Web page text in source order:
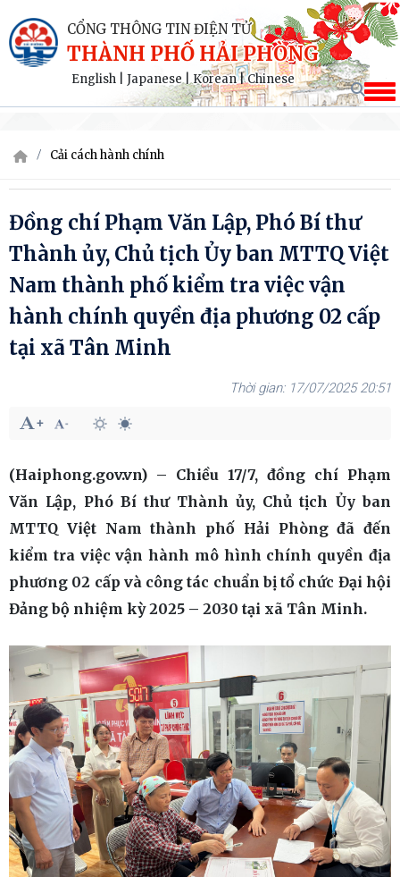
CỔNG THÔNG TIN ĐIỆN TỬ
THÀNH PHỐ HẢI PHÒNG
English Japanese|Korean|Chinese
Cải cách hành chính
Đồng chí Phạm Văn Lập, Phó Bí thư
Thành ủy, Chủ tịch Ủy ban MTTQ Việt
Nam thành phố kiểm tra việc vận
hành chính quyền địa phương 02 cấp
tại xã Tân Minh
17/07/2025 20:51
(Haiphong.gov.vn) – Chiều 17/7, đồng chí Phạm
Văn Lập, Phó Bí thư Thành ủy, Chủ tịch Ủy ban
MTTQ Việt Nam thành phố Hải Phòng đã đến
kiểm tra việc vận hành mô hình chính quyền địa
phương 02 cấp và công tác chuẩn bị tổ chức Đại hội
Đảng bộ nhiệm kỳ 2025 – 2030 tại xã Tân Minh.